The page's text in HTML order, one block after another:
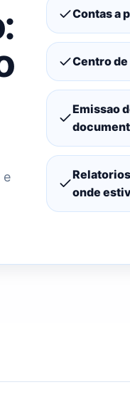
e
Contas a
Centro
Emissao
onde